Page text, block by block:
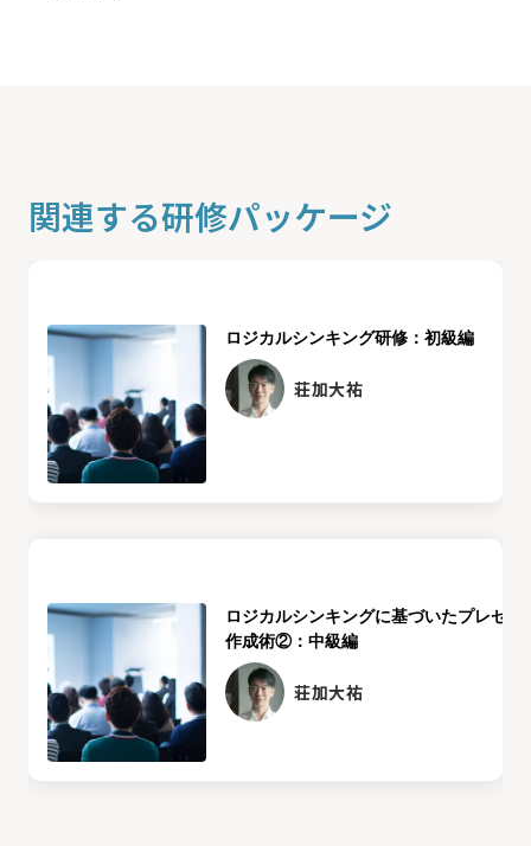
関連する研修パッケージ
ロジカルシンキング研修：初級編
荘加大祐
ロジカルシンキングに基づいたプレゼン
作成術②：中級編
荘加大祐